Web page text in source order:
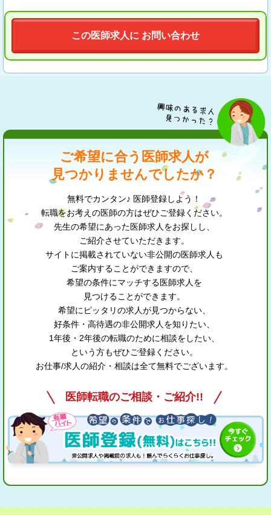
この医師求人に お問い合わせ
ご希望に合う医師求人が
見つかりませんでしたか？
無料でカンタン♪ 医師登録しよう！
転職をお考えの医師の方はぜひご登録ください。
先生の希望にあった医師求人をお探しし、
ご紹介させていただきます。
サイトに掲載されていない非公開の医師求人も
ご案内することができますので、
希望の条件にマッチする医師求人を
見つけることができます。
希望にピッタリの求人が見つからない、
好条件・高待遇の非公開求人を知りたい、
1年後・2年後の転職のために相談をしたい、
という方もぜひご登録ください。
お仕事/求人の紹介・相談は全て無料でございます。
医師転職のご相談・ご紹介!!